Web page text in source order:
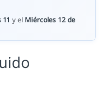
11 y el Miércoles 12 de